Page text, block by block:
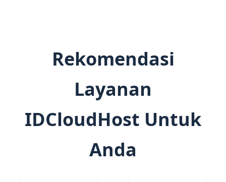
Rekomendasi
Layanan
IDCloudHost Untuk
Anda